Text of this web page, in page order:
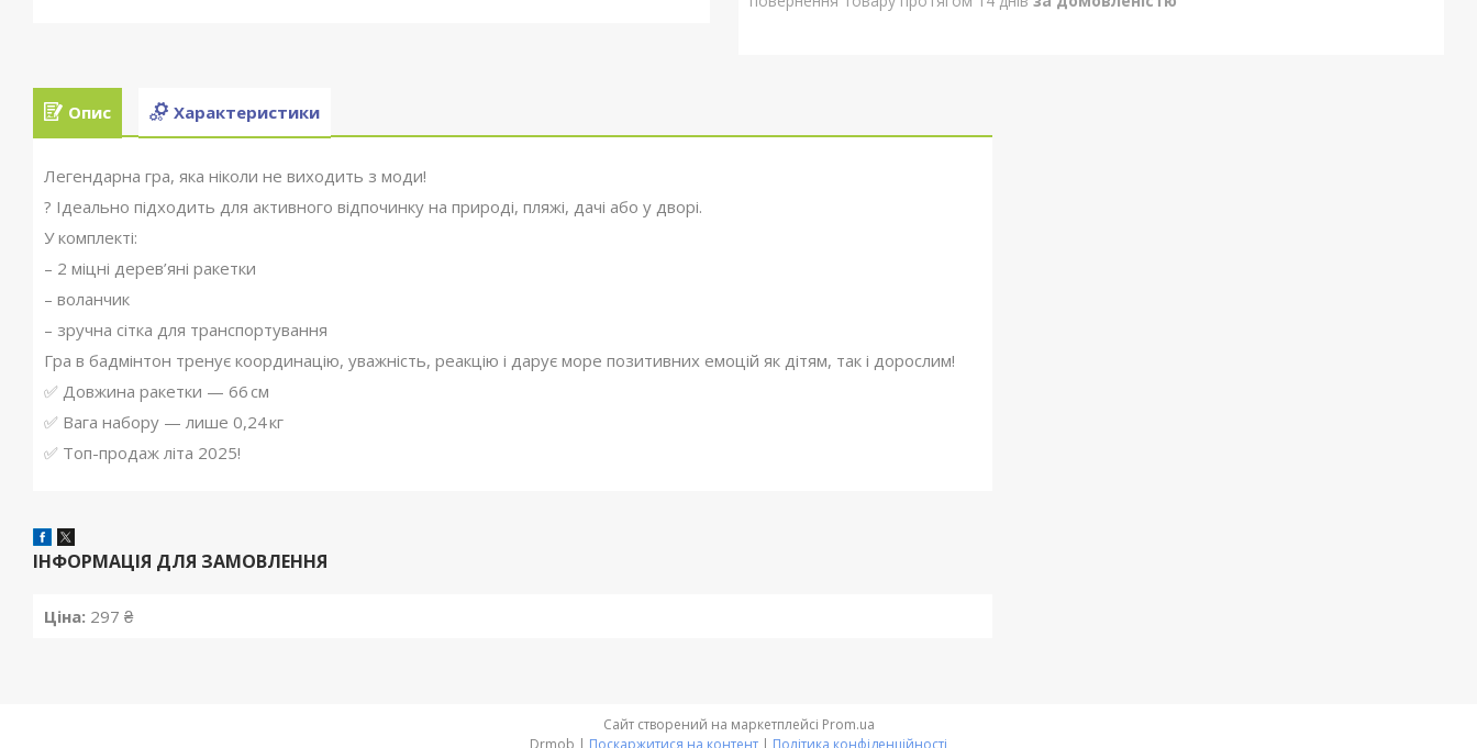
Опис Характеристики
Легендарна гра, яка ніколи не виходить з моди!
? Ідеально підходить для активного відпочинку на природі, пляжі, дачі або у дворі.
У комплекті:
– 2 міцні дерев’яні ракетки
– воланчик
– зручна сітка для транспортування
Гра в бадмінтон тренує координацію, уважність, реакцію і дарує море позитивних емоцій як дітям, так і дорослим!
✅ Довжина ракетки — 66 см
✅ Вага набору — лише 0,24 кг
✅ Топ-продаж літа 2025!
ІНФОРМАЦІЯ ДЛЯ ЗАМОВЛЕННЯ
Ціна: 297 ₴
Сайт створений на маркетплейсі Prom.ua